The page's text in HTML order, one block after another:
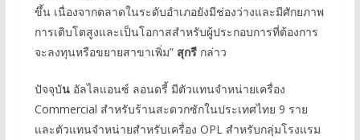
ขึ้น เนื่องจากตลาดในระดับอำเภอยังมีช่องว่างและมีศักยภาพ
การเติบโตสูงและเป็นโอกาสสำหรับผู้ประกอบการที่ต้องการ
จะลงทุนหรือขยายสาขาเพิ่ม” สุกรี กล่าว
ปัจจุบัน อัลไลแอนซ์ ลอนดรี้ มีตัวแทนจำหน่ายเครื่อง
Commercial สำหรับร้านสะดวกซักในประเทศไทย 9 ราย
และตัวแทนจำหน่ายสำหรับเครื่อง OPL สำหรับกลุ่มโรงแรม